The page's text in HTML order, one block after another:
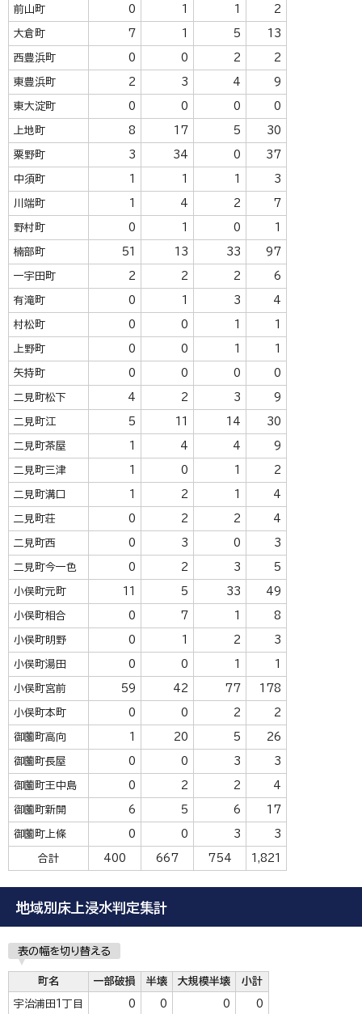
前山町 0 2
大倉町 7 5 13
西豊浜町 0 0 2 2
東豊浜町 2 3 4 9
東大淀町 0 0 0 0
上地町 8 17 5 30
粟野町 3 34 0 37
中須町 3
川端町 4 2 7
野村町 0 0
楠部町 51 13 33 97
一宇田町 2 2 2 6
有滝町 0 3 4
村松町 0 0
上野町 0 0
矢持町 0 0 0 0
二見町松下 4 2 3 9
二見町江 5 14 30
二見町茶屋 4 4 9
二見町三津 0 2
二見町溝口 2 4
二見町荘 0 2 2 4
二見町西 0 3 0 3
二見町今一色 0 2 3 5
小俣町元町 5 33 49
小俣町相合 0 7 8
小俣町明野 0 2 3
小俣町湯田 0 0
小俣町宮前 59 42 77 178
小俣町本町 0 0 2 2
御薗町高向 20 5 26
御薗町長屋 0 0 3 3
御薗町王中島 0 2 2 4
御薗町新開 6 5 6 17
御薗町上條 0 0 3 3
合計 400 667 754 1,821
地域別床上浸水判定集計
表の幅を切り替える
町名 一部破損 半壊 大規模半壊 小計
宇治浦田1丁目 0 0 0 0